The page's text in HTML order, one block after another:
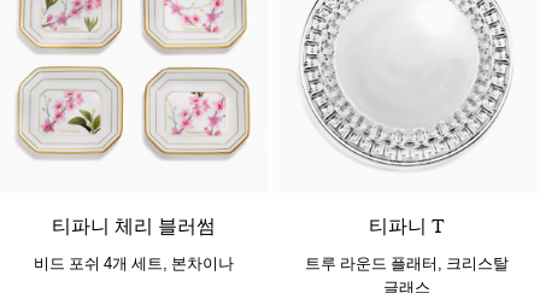
티파니 체리 블러썸
비드 포쉬 4개 세트, 본차이나
티파니 T
트루 라운드 플래터, 크리스탈
글래스